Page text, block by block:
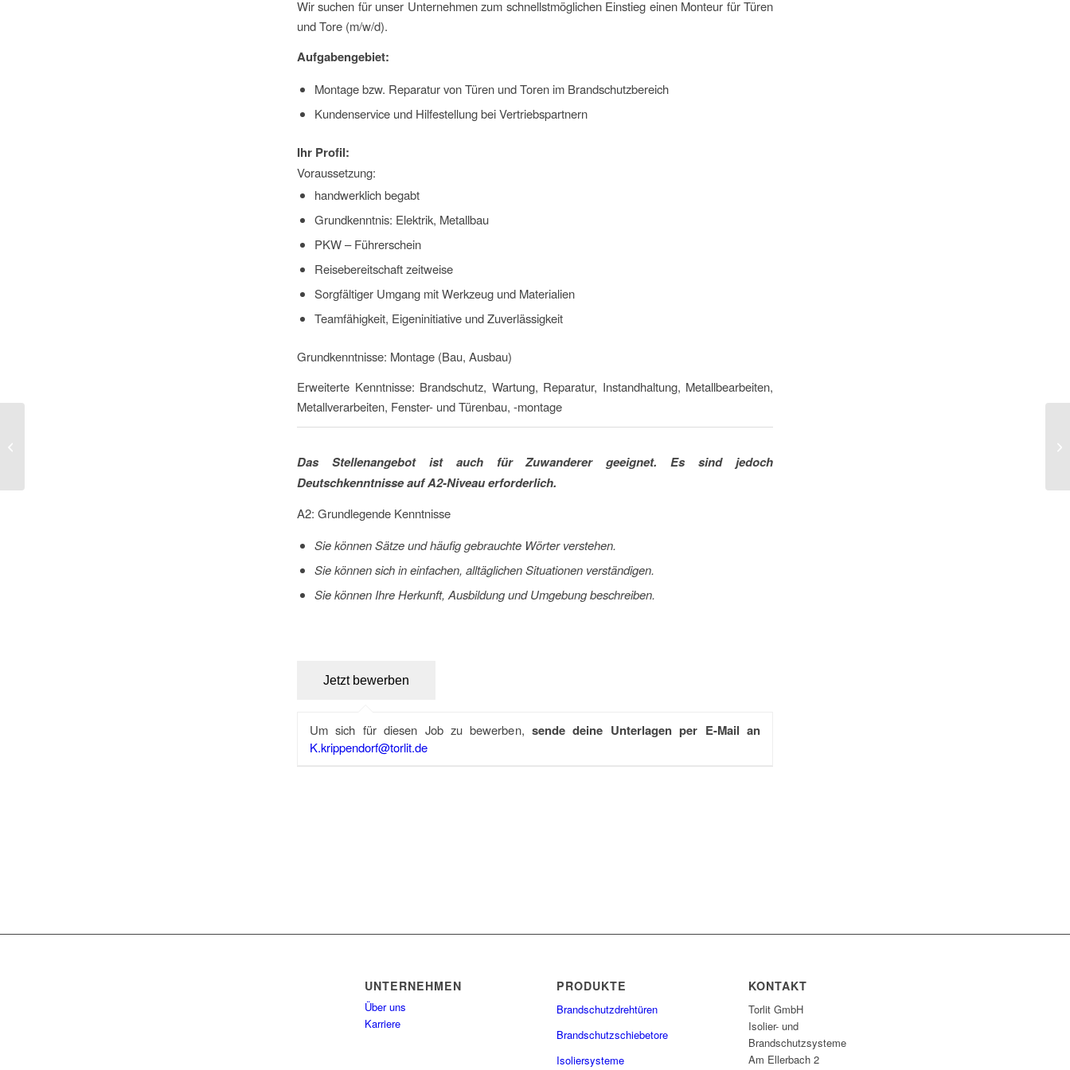
Wir suchen für unser Unternehmen zum schnellstmöglichen Einstieg einen Monteur für Türen
und Tore (m/w/d).
Aufgabengebiet:
Montage bzw. Reparatur von Türen und Toren im Brandschutzbereich
Kundenservice und Hilfestellung bei Vertriebspartnern
Ihr Profil:
Voraussetzung:
handwerklich begabt
Grundkenntnis: Elektrik, Metallbau
PKW – Führerschein
Reisebereitschaft zeitweise
Sorgfältiger Umgang mit Werkzeug und Materialien
Teamfähigkeit, Eigeninitiative und Zuverlässigkeit
Grundkenntnisse: Montage (Bau, Ausbau)
Erweiterte Kenntnisse: Brandschutz, Wartung, Reparatur, Instandhaltung, Metallbearbeiten,
Metallverarbeiten, Fenster- und Türenbau, -montage
Das Stellenangebot ist auch für Zuwanderer geeignet. Es sind jedoch
Deutschkenntnisse auf A2-Niveau erforderlich.
A2: Grundlegende Kenntnisse
Sie können Sätze und häufig gebrauchte Wörter verstehen.
Sie können sich in einfachen, alltäglichen Situationen verständigen.
Sie können Ihre Herkunft, Ausbildung und Umgebung beschreiben.
Um sich für diesen Job zu bewerben, sende deine Unterlagen per E-Mail an
K.krippendorf@torlit.de
UNTERNEHMEN
Über uns
Karriere
PRODUKTE
Brandschutzdrehtüren
Brandschutzschiebetore
Isoliersysteme
KONTAKT
Torlit GmbH
Isolier- und
Brandschutzsysteme
Am Ellerbach 2